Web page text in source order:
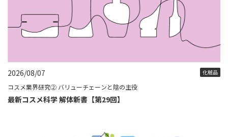
2026/08/07 化粧品
コスメ業界研究② バリューチェーンと陰の主役
最新コスメ科学 解体新書【第29回】